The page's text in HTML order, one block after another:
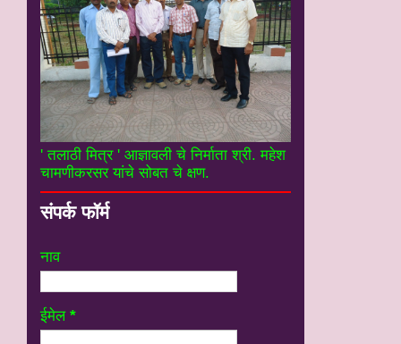
' तलाठी मित्र ' आज्ञावली चे निर्माता श्री. महेश
चामणीकरसर यांचे सोबत चे क्षण.
संपर्क फॉर्म
नाव
ईमेल *